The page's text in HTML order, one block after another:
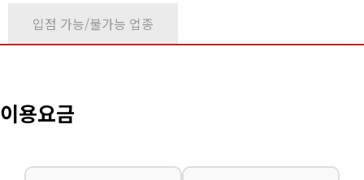
입점 가능/불가능 업종
이용요금